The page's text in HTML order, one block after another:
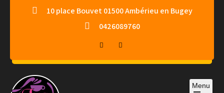
10 place Bouvet 01500 Ambérieu en Bugey
0426089760
Menu